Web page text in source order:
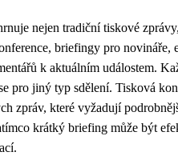
nejen tradiční tiskové
briefingy pro novináře,
k aktuálním událostem.
pro jiný typ sdělení. Tisková
zpráv, které vyžadují
krátký briefing může být